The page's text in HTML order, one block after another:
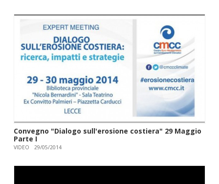
Convegno "Dialogo sull'erosione costiera" 29 Maggio
Parte I
VIDEO 29/05/2014